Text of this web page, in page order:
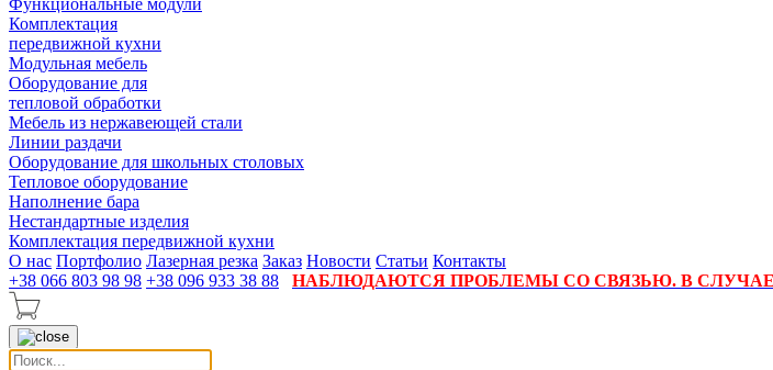
Функциональные модули
Комплектация
передвижной кухни
Модульная мебель
Оборудование для
тепловой обработки
Мебель из нержавеющей стали
Линии раздачи
Оборудование для школьных столовых
Тепловое оборудование
Наполнение бара
Нестандартные изделия
Комплектация передвижной кухни
О нас Портфолио Лазерная резка Заказ Новости Статьи Контакты
+38 066 803 98 98 +38 096 933 38 88 НАБЛЮДАЮТСЯ ПРОБЛЕМЫ СО СВЯЗЬЮ. В